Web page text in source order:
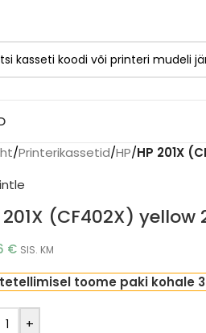
/Printerikassetid/HP/HP 201X
201X (CF402X)
€ SIS. KM
toome paki kohale
+